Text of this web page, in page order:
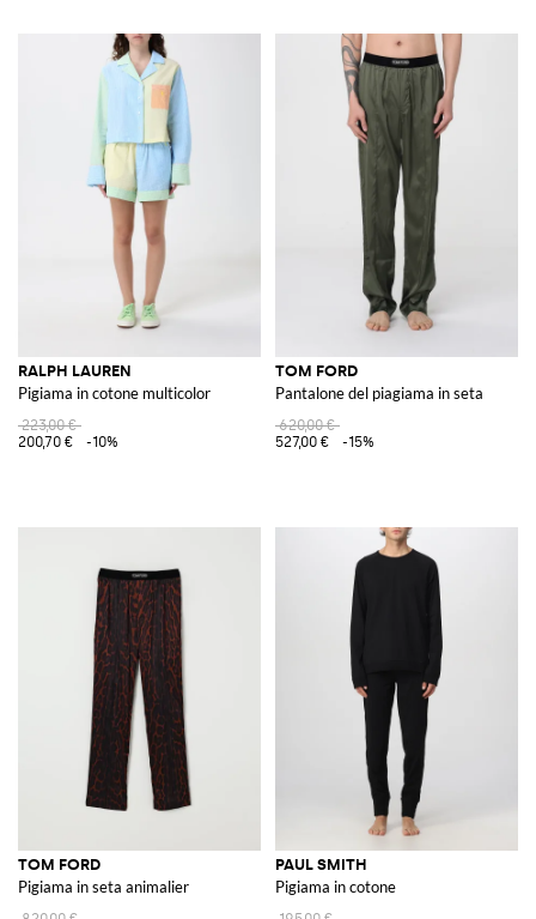
RALPH LAUREN
Pigiama in cotone multicolor
223,00 €
200,70 €
-10%
TOM FORD
Pantalone del piagiama in seta
620,00 €
527,00 €
-15%
TOM FORD
Pigiama in seta animalier
PAUL SMITH
Pigiama in cotone